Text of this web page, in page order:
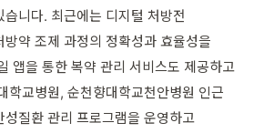
니다. 최근에는 디지털 처방전
약 조제 과정의 정확성과 효율성을
앱을 통한 복약 관리 서비스도 제공하고
학교병원, 순천향대학교천안병원 인근
성질환 관리 프로그램을 운영하고